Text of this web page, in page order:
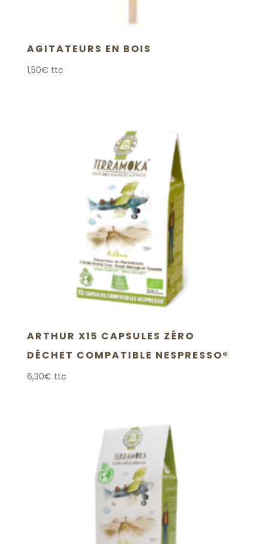
AGITATEURS EN BOIS
1,50€ ttc
ARTHUR X15 CAPSULES ZÉRO
DÉCHET COMPATIBLE NESPRESSO®
6,30€ ttc